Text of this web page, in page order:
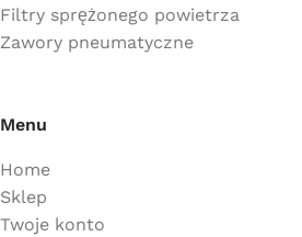
Filtry sprężonego powietrza
Zawory pneumatyczne
Menu
Home
Sklep
Twoje konto